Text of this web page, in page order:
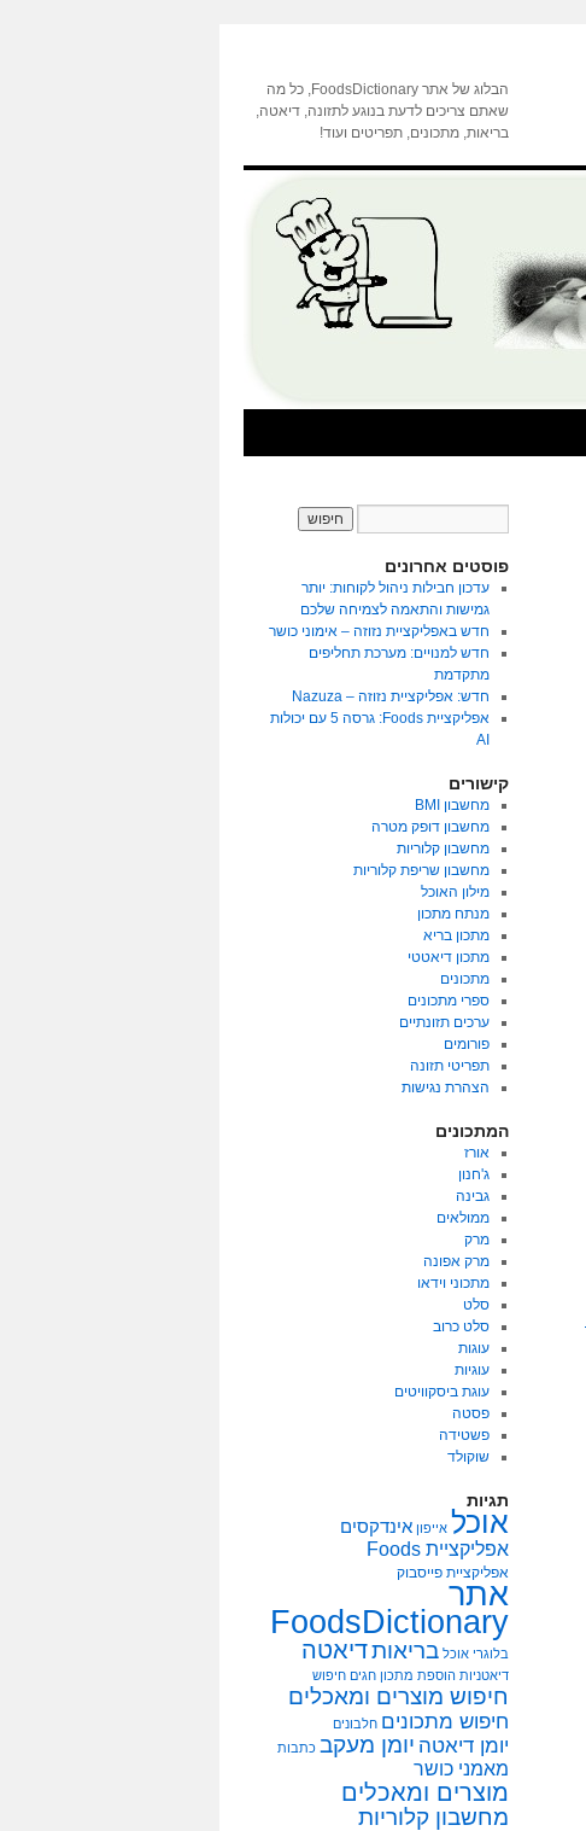
הבלוג של אתר FoodsDictionary, כל מה
שאתם צריכים לדעת בנוגע לתזונה, דיאטה,
בריאות, מתכונים, תפריטים ועוד!
פוסטים אחרונים
עדכון חבילות ניהול לקוחות: יותר
גמישות והתאמה לצמיחה שלכם
חדש באפליקציית נזוזה – אימוני כושר
חדש למנויים: מערכת תחליפים
מתקדמת
חדש: אפליקציית נזוזה – Nazuza
אפליקציית Foods: גרסה 5 עם יכולות
AI
קישורים
מחשבון BMI
מחשבון דופק מטרה
מחשבון קלוריות
מחשבון שריפת קלוריות
מילון האוכל
מנתח מתכון
מתכון בריא
מתכון דיאטטי
מתכונים
ספרי מתכונים
ערכים תזונתיים
פורומים
תפריטי תזונה
הצהרת נגישות
המתכונים
אורז
ג'חנון
גבינה
ממולאים
מרק
מרק אפונה
מתכוני וידאו
סלט
סלט כרוב
עוגות
עוגיות
עוגת ביסקוויטים
פסטה
פשטידה
שוקולד
תגיות
אוכל אייפון אינדקסים
אפליקציית Foods
אפליקציית פייסבוק
אתר
FoodsDictionary
בלוגרי אוכל בריאותדיאטה
דיאטניות הוספת מתכון חגים חיפוש
חיפוש מוצרים ומאכלים
חיפוש מתכונים חלבונים
יומן דיאטה יומן מעקב כתבות
מאמני כושר
מוצרים ומאכלים
מחשבון קלוריות